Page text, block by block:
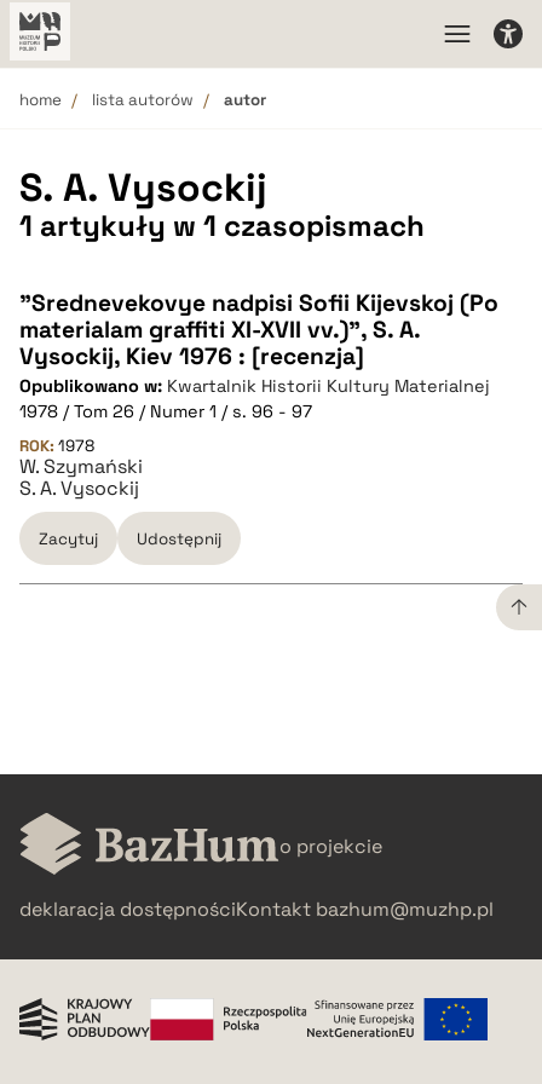
home lista autorów autor
S. A. Vysockij
1 artykuły w 1 czasopismach
"Srednevekovye nadpisi Sofii Kijevskoj (Po
materialam graffiti XI-XVII vv.)", S. A.
Vysockij, Kiev 1976 : [recenzja]
Opublikowano w: Kwartalnik Historii Kultury Materialnej
1978 / Tom 26 / Numer 1 / s. 96 - 97
ROK: 1978
W. Szymański
S. A. Vysockij
Zacytuj Udostępnij
pobierz cytat
o projekcie
deklaracja dostępnościKontakt bazhum@muzhp.pl